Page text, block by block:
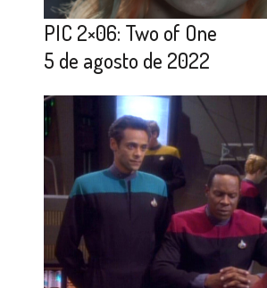
PIC 2×06: Two of One
5 de agosto de 2022